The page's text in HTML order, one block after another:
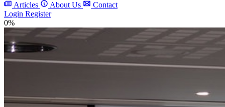
Articles
About Us
Contact
Login Register
0%